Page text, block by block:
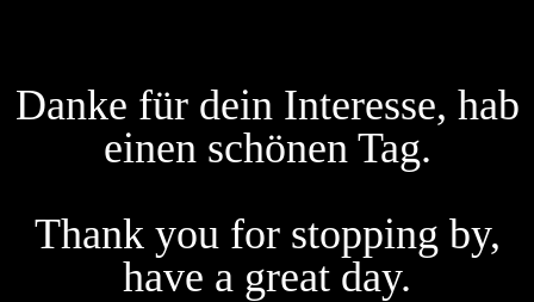
Danke für dein Interesse, hab
einen schönen Tag.
Thank you for stopping by,
have a great day.